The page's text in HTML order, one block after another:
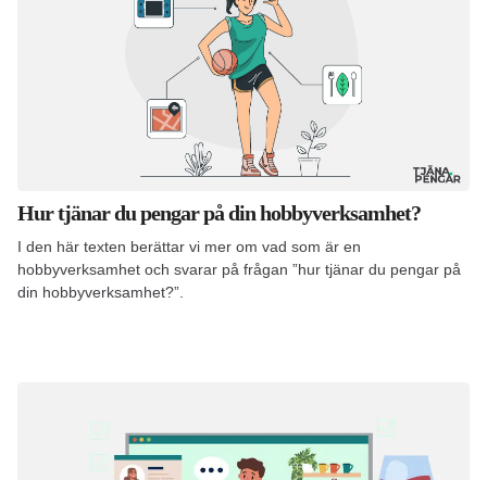
Hur tjänar du pengar på din hobbyverksamhet?
I den här texten berättar vi mer om vad som är en
hobbyverksamhet och svarar på frågan ”hur tjänar du pengar på
din hobbyverksamhet?”.